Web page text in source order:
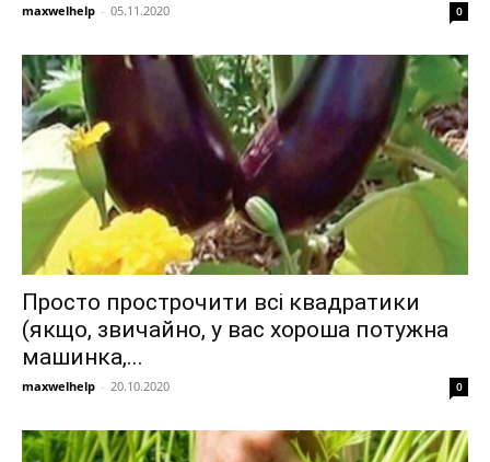
maxwelhelp - 05.11.2020 0
Просто прострочити всі квадратики
(якщо, звичайно, у вас хороша потужна
машинка,...
maxwelhelp - 20.10.2020 0